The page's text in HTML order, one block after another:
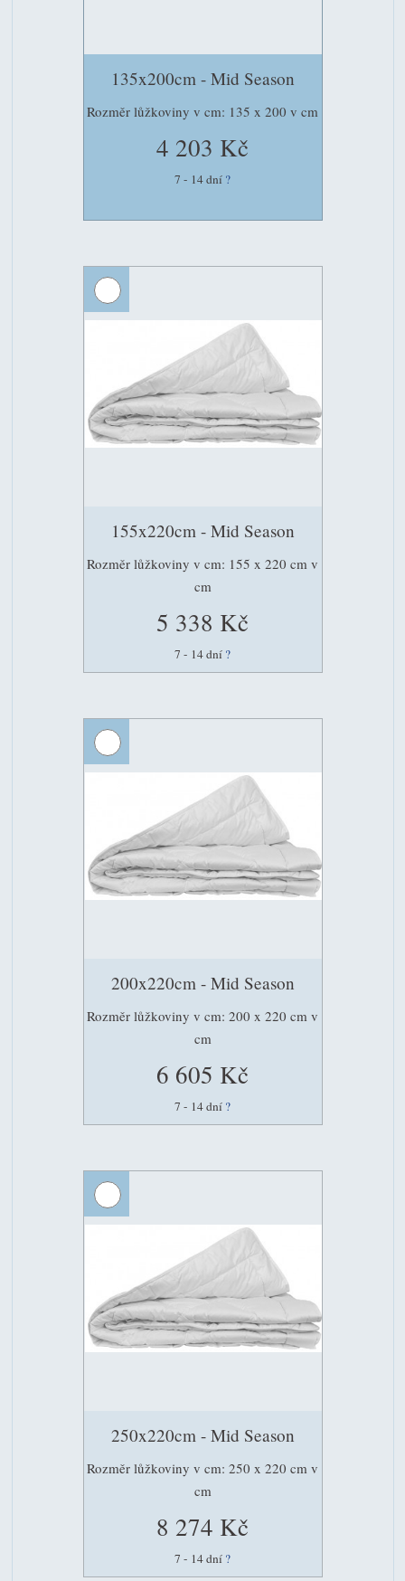
135x200cm - Mid Season
Rozměr lůžkoviny v cm: 135 x 200 v cm
4 203 Kč
7 - 14 dní ?
155x220cm - Mid Season
Rozměr lůžkoviny v cm: 155 x 220 cm v
cm
5 338 Kč
7 - 14 dní ?
200x220cm - Mid Season
Rozměr lůžkoviny v cm: 200 x 220 cm v
cm
6 605 Kč
7 - 14 dní ?
250x220cm - Mid Season
Rozměr lůžkoviny v cm: 250 x 220 cm v
cm
8 274 Kč
7 - 14 dní ?